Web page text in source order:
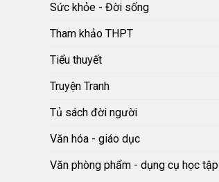
Sức khỏe - Đời sống
Tham khảo THPT
Tiểu thuyết
Truyện Tranh
Tủ sách đời người
Văn hóa - giáo dục
Văn phòng phẩm - dụng cụ học tập